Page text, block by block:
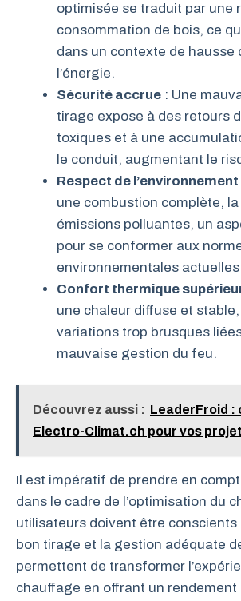
optimisée se traduit par une
consommation de bois, ce
dans un contexte de hausse
l’énergie.
Sécurité accrue : Une
tirage expose à des retours
toxiques et à une
le conduit, augmentant le
Respect de l’environnement
une combustion complète,
émissions polluantes, un
pour se conformer aux
environnementales
Confort thermique
une chaleur diffuse et
variations trop brusques
mauvaise gestion du feu.
Découvrez aussi : LeaderFroid :
Electro-Climat.ch pour vos
Il est impératif de prendre en
dans le cadre de l’optimisation du
utilisateurs doivent être conscients
bon tirage et la gestion adéquate
permettent de transformer
chauffage en offrant un